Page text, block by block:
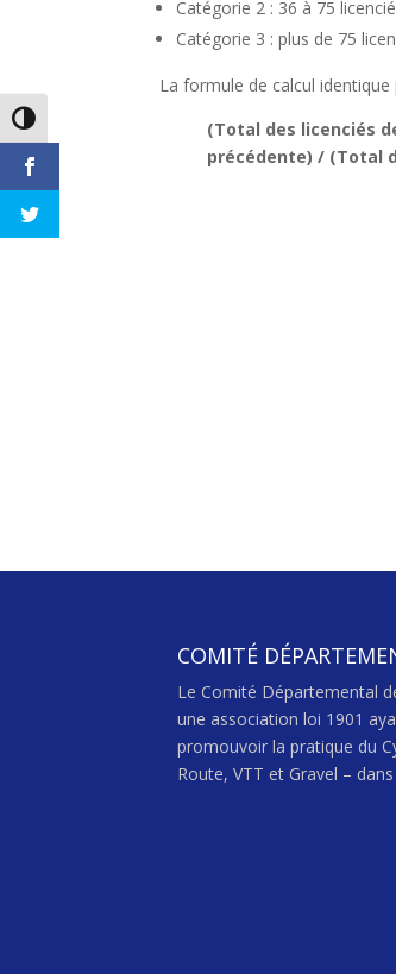
Passer en contraste élevé
Changer la taille de la police
Catégorie 2 : 36 à 75
Catégorie 3 : plus de 75
La formule de calcul
(Total des licenciés
précédente) / (Total
COMITÉ
Le Comité Départemental
une association loi 1901
promouvoir la pratique du
Route, VTT et Gravel –